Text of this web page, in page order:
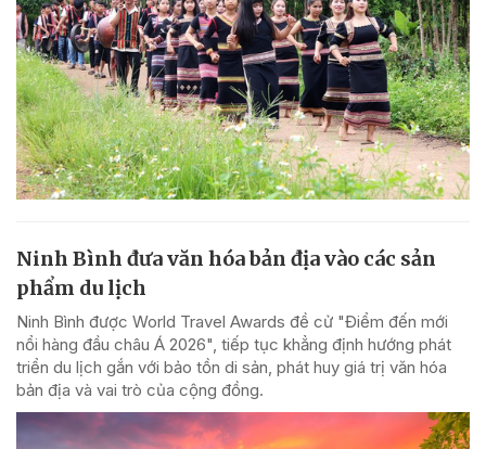
Ninh Bình đưa văn hóa bản địa vào các sản
phẩm du lịch
Ninh Bình được World Travel Awards đề cử "Điểm đến mới
nổi hàng đầu châu Á 2026", tiếp tục khẳng định hướng phát
triển du lịch gắn với bảo tồn di sản, phát huy giá trị văn hóa
bản địa và vai trò của cộng đồng.